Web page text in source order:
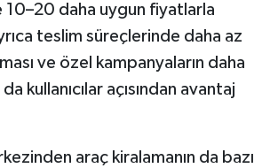
daha uygun fiyatlarla
teslim süreçlerinde daha az
ve özel kampanyaların daha
kullanıcılar açısından avantaj
araç kiralamanın da bazı